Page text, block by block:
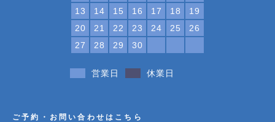
13
14 15 16 17 18
19
20
21 22 23 24 25
26
27
28 29 30
営業日 休業日
ご予約・お問い合わせはこちら